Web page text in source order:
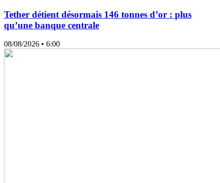
Tether détient désormais 146 tonnes d’or : plus
qu’une banque centrale
08/08/2026 • 6:00